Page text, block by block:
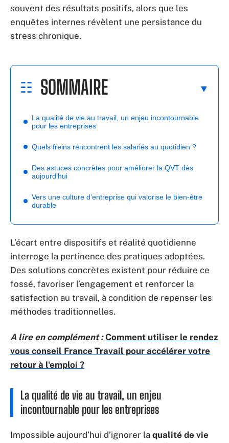
souvent des résultats positifs, alors que les
enquêtes internes révèlent une persistance du
stress chronique.
SOMMAIRE
La qualité de vie au travail, un enjeu incontournable
pour les entreprises
Quels freins rencontrent les salariés au quotidien ?
Des astuces concrètes pour améliorer la QVT dès
aujourd’hui
Vers une culture d’entreprise qui valorise le bien-être
durable
L’écart entre dispositifs et réalité quotidienne
interroge la pertinence des pratiques adoptées.
Des solutions concrètes existent pour réduire ce
fossé, favoriser l’engagement et renforcer la
satisfaction au travail, à condition de repenser les
méthodes traditionnelles.
A lire en complément : Comment utiliser le rendez
vous conseil France Travail pour accélérer votre
retour à l'emploi ?
La qualité de vie au travail, un enjeu
incontournable pour les entreprises
Impossible aujourd’hui d’ignorer la qualité de vie